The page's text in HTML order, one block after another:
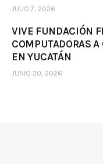
JULIO 7, 2026
VIVE FUNDACIÓN
COMPUTADORAS
EN YUCATÁN
JUNIO 30, 2026